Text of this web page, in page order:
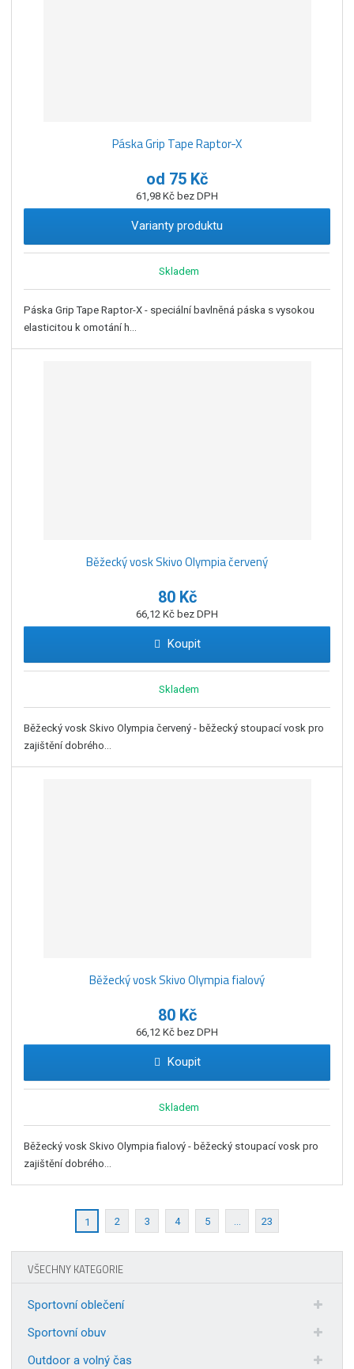
Páska Grip Tape Raptor-X
od 75 Kč
61,98 Kč bez DPH
Varianty produktu
Skladem
Páska Grip Tape Raptor-X - speciální bavlněná páska s vysokou
elasticitou k omotání h...
Běžecký vosk Skivo Olympia červený
80 Kč
66,12 Kč bez DPH
Koupit
Skladem
Běžecký vosk Skivo Olympia červený - běžecký stoupací vosk pro
zajištění dobrého...
Běžecký vosk Skivo Olympia fialový
80 Kč
66,12 Kč bez DPH
Koupit
Skladem
Běžecký vosk Skivo Olympia fialový - běžecký stoupací vosk pro
zajištění dobrého...
1 2 3 4 5 ... 23
VŠECHNY KATEGORIE
Sportovní oblečení
Sportovní obuv
Outdoor a volný čas